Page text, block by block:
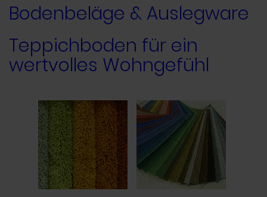
Bodenbeläge & Auslegware
Teppichboden für ein
wertvolles Wohngefühl